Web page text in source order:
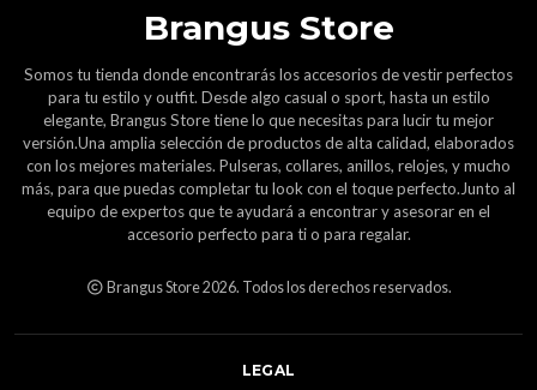
Brangus Store
Somos tu tienda donde encontrarás los accesorios de vestir perfectos
para tu estilo y outfit. Desde algo casual o sport, hasta un estilo
elegante, Brangus Store tiene lo que necesitas para lucir tu mejor
versión.Una amplia selección de productos de alta calidad, elaborados
con los mejores materiales. Pulseras, collares, anillos, relojes, y mucho
más, para que puedas completar tu look con el toque perfecto.Junto al
equipo de expertos que te ayudará a encontrar y asesorar en el
accesorio perfecto para ti o para regalar.
Brangus Store 2026. Todos los derechos reservados.
LEGAL